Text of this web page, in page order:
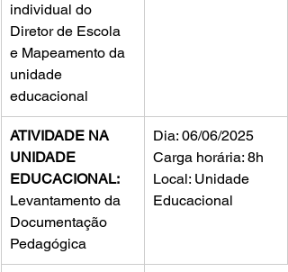
individual do
Diretor de Escola
e Mapeamento da
unidade
educacional
ATIVIDADE NA
UNIDADE
EDUCACIONAL:
Levantamento da
Documentação
Pedagógica
Dia: 06/06/2025
Carga horária: 8h
Local: Unidade
Educacional